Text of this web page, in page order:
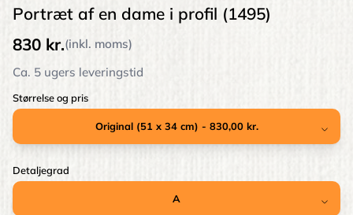
Portræt af en dame i profil (1495)
830 kr.(inkl. moms)
Ca. 5 ugers leveringstid
Størrelse og pris
Detaljegrad